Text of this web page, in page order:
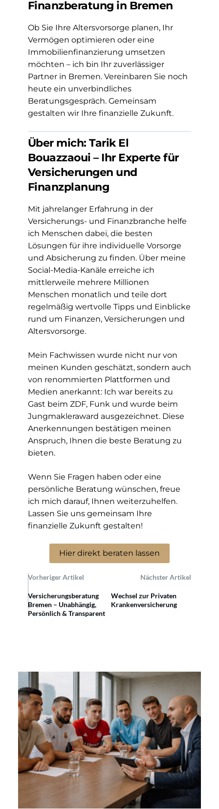
Finanzberatung in Bremen
Ob Sie Ihre Altersvorsorge planen, Ihr
Vermögen optimieren oder eine
Immobilienfinanzierung umsetzen
möchten – ich bin Ihr zuverlässiger
Partner in Bremen. Vereinbaren Sie noch
heute ein unverbindliches
Beratungsgespräch. Gemeinsam
gestalten wir Ihre finanzielle Zukunft.
Über mich: Tarik El
Bouazzaoui – Ihr Experte für
Versicherungen und
Finanzplanung
Mit jahrelanger Erfahrung in der
Versicherungs- und Finanzbranche helfe
ich Menschen dabei, die besten
Lösungen für ihre individuelle Vorsorge
und Absicherung zu finden. Über meine
Social-Media-Kanäle erreiche ich
mittlerweile mehrere Millionen
Menschen monatlich und teile dort
regelmäßig wertvolle Tipps und Einblicke
rund um Finanzen, Versicherungen und
Altersvorsorge.
Mein Fachwissen wurde nicht nur von
meinen Kunden geschätzt, sondern auch
von renommierten Plattformen und
Medien anerkannt: Ich war bereits zu
Gast beim ZDF, Funk und wurde beim
Jungmakleraward ausgezeichnet. Diese
Anerkennungen bestätigen meinen
Anspruch, Ihnen die beste Beratung zu
bieten.
Wenn Sie Fragen haben oder eine
persönliche Beratung wünschen, freue
ich mich darauf, Ihnen weiterzuhelfen.
Lassen Sie uns gemeinsam Ihre
finanzielle Zukunft gestalten!
Hier direkt beraten lassen
Vorheriger Artikel Nächster Artikel
Versicherungsberatung
Bremen – Unabhängig,
Persönlich & Transparent
Wechsel zur Privaten
Krankenversicherung